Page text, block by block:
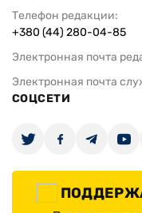
Телефон редакции:
+380 (44) 280-04-85
Электронная почта
Электронная почта
СОЦСЕТИ